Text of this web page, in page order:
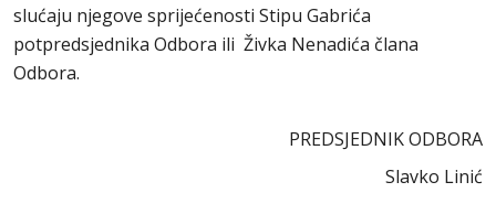
slućaju njegove sprijećenosti Stipu Gabrića
potpredsjednika Odbora ili Živka Nenadića člana
Odbora.
PREDSJEDNIK ODBORA
Slavko Linić